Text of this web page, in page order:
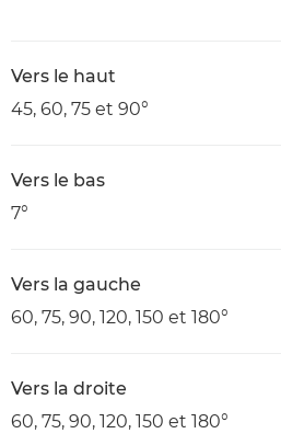
Vers le haut
45, 60, 75 et 90°
Vers le bas
7°
Vers la gauche
60, 75, 90, 120, 150 et 180°
Vers la droite
60, 75, 90, 120, 150 et 180°